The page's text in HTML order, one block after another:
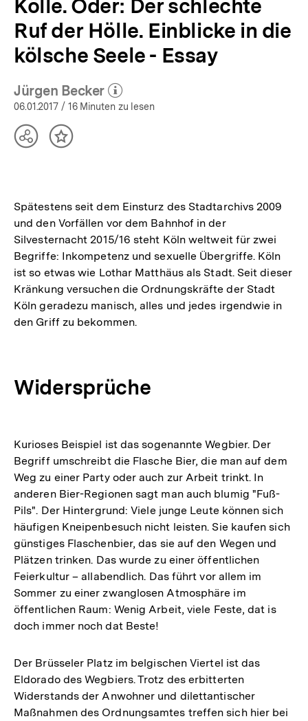
Kölle. Oder: Der schlechte
Ruf der Hölle. Einblicke in die
kölsche Seele - Essay
Jürgen Becker
(Mehr zum Autor)
öffnen
06.01.2017 / 16 Minuten zu lesen
TeilenInhalt
Spätestens seit dem Einsturz des Stadtarchivs 2009
und den Vorfällen vor dem Bahnhof in der
Silvesternacht 2015/16 steht Köln weltweit für zwei
Begriffe: Inkompetenz und sexuelle Übergriffe. Köln
ist so etwas wie Lothar Matthäus als Stadt. Seit dieser
Kränkung versuchen die Ordnungskräfte der Stadt
Köln geradezu manisch, alles und jedes irgendwie in
den Griff zu bekommen.
Widersprüche
Kurioses Beispiel ist das sogenannte Wegbier. Der
Begriff umschreibt die Flasche Bier, die man auf dem
Weg zu einer Party oder auch zur Arbeit trinkt. In
anderen Bier-Regionen sagt man auch blumig "Fuß-
Pils". Der Hintergrund: Viele junge Leute können sich
häufigen Kneipenbesuch nicht leisten. Sie kaufen sich
günstiges Flaschenbier, das sie auf den Wegen und
Plätzen trinken. Das wurde zu einer öffentlichen
Feierkultur – allabendlich. Das führt vor allem im
Sommer zu einer zwanglosen Atmosphäre im
öffentlichen Raum: Wenig Arbeit, viele Feste, dat is
doch immer noch dat Beste!
Der Brüsseler Platz im belgischen Viertel ist das
Eldorado des Wegbiers. Trotz des erbitterten
Widerstands der Anwohner und dilettantischer
Maßnahmen des Ordnungsamtes treffen sich hier bei